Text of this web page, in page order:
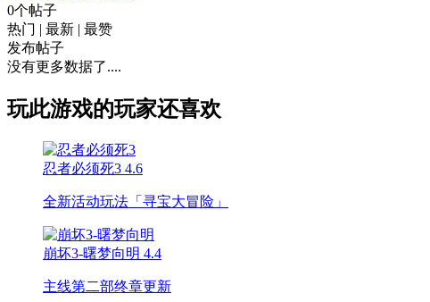
0个帖子
热门 | 最新 | 最赞
发布帖子
没有更多数据了....
玩此游戏的玩家还喜欢
忍者必须死3 4.6
全新活动玩法「寻宝大冒险」
崩坏3-曙梦向明 4.4
主线第二部终章更新